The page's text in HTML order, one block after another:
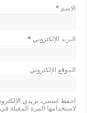
الاسم*
البريد الإلكتروني*
الموقع الإلكتروني
احفظ اسمي، بريدي
لاستخدامها المرة المقبلة